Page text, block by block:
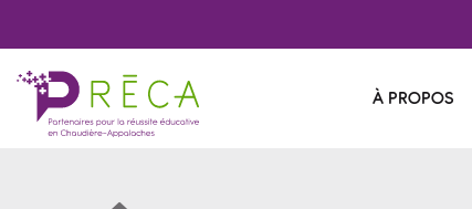
À PROPOS